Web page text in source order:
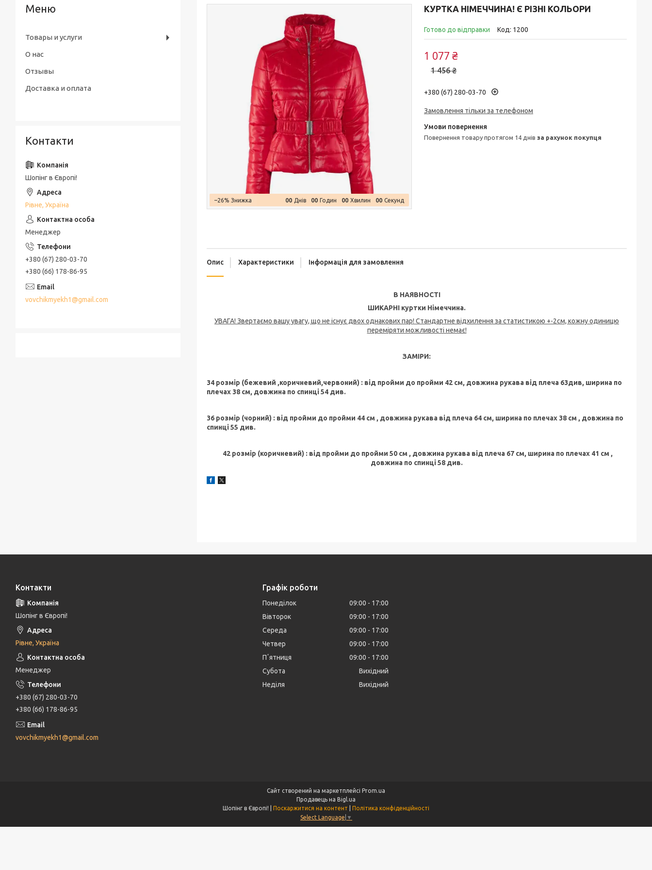
КУРТКА НІМЕЧЧИНА! Є РІЗНІ КОЛЬОРИ
Готово до відправки Код: 1200
1 456 ₴
1 077 ₴
+380 (67) 280-03-70
Замовлення тільки за телефоном
повернення товару протягом 14 днів за рахунок покупця
–26% 00 Днів 00 Годин 00 Хвилин 00 Секунд
Опис Характеристики Інформація для замовлення
В НАЯВНОСТІ
ШИКАРНІ куртки Німеччина.
УВАГА! Звертаємо вашу увагу, що не існує двох однакових пар! Стандартне відхилення за статистикою +-2см, кожну одиницю
переміряти можливості немає!
ЗАМІРИ:
34 розмір (бежевий ,коричневий,червоний) : від пройми до пройми 42 см, довжина рукава від плеча 63див, ширина по
плечах 38 см, довжина по спинці 54 див.
36 розмір (чорний) : від пройми до пройми 44 см , довжина рукава від плеча 64 см, ширина по плечах 38 см , довжина по
спинці 55 див.
42 розмір (коричневий) : від пройми до пройми 50 см , довжина рукава від плеча 67 см, ширина по плечах 41 см ,
довжина по спинці 58 див.
Товары и услуги
О нас
Отзывы
Доставка и оплата
Контакти
Шопінг в Європі!
Рівне, Україна
Менеджер
+380 (67) 280-03-70
+380 (66) 178-86-95
vovchikmyekh1@gmail.com
Контакти
Шопінг в Європі!
Рівне, Україна
Менеджер
+380 (67) 280-03-70
+380 (66) 178-86-95
vovchikmyekh1@gmail.com
Графік роботи
Понеділок 09:00
17:00
Вівторок
09:00
17:00
Середа
09:00
17:00
Четвер
09:00
17:00
Пʼятниця
09:00
17:00
Субота
Вихідний
Неділя
Вихідний
Сайт створений на маркетплейсі Prom.ua
Продавець на Bigl.ua
Поскаржитися на контент
Політика конфіденційності
Select Language ▼